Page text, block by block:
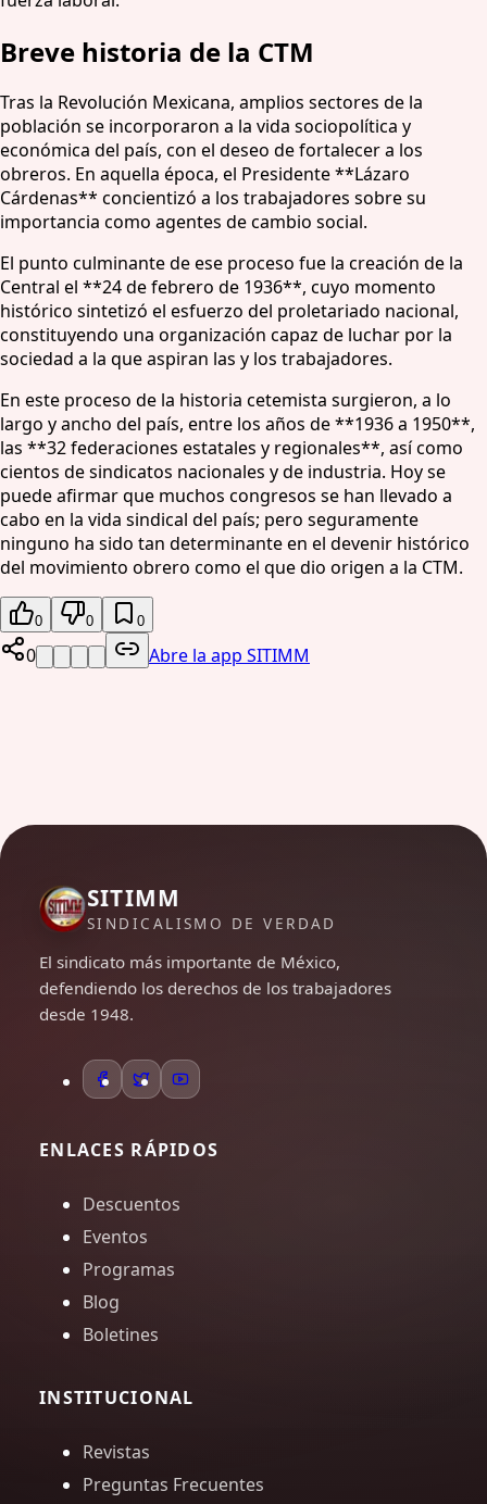
Breve historia de la CTM
Tras la Revolución Mexicana, amplios sectores de la
población se incorporaron a la vida sociopolítica y
económica del país, con el deseo de fortalecer a los
obreros. En aquella época, el Presidente **Lázaro
Cárdenas** concientizó a los trabajadores sobre su
importancia como agentes de cambio social.
El punto culminante de ese proceso fue la creación de la
Central el **24 de febrero de 1936**, cuyo momento
histórico sintetizó el esfuerzo del proletariado nacional,
constituyendo una organización capaz de luchar por la
sociedad a la que aspiran las y los trabajadores.
En este proceso de la historia cetemista surgieron, a lo
largo y ancho del país, entre los años de **1936 a 1950**,
las **32 federaciones estatales y regionales**, así como
cientos de sindicatos nacionales y de industria. Hoy se
puede afirmar que muchos congresos se han llevado a
cabo en la vida sindical del país; pero seguramente
ninguno ha sido tan determinante en el devenir histórico
del movimiento obrero como el que dio origen a la CTM.
0 0 0
0 Abre la app SITIMM
SITIMM
SINDICALISMO DE VERDAD
El sindicato más importante de México,
defendiendo los derechos de los trabajadores
desde 1948.
ENLACES RÁPIDOS
Descuentos
Eventos
Programas
Blog
Boletines
INSTITUCIONAL
Revistas
Preguntas Frecuentes